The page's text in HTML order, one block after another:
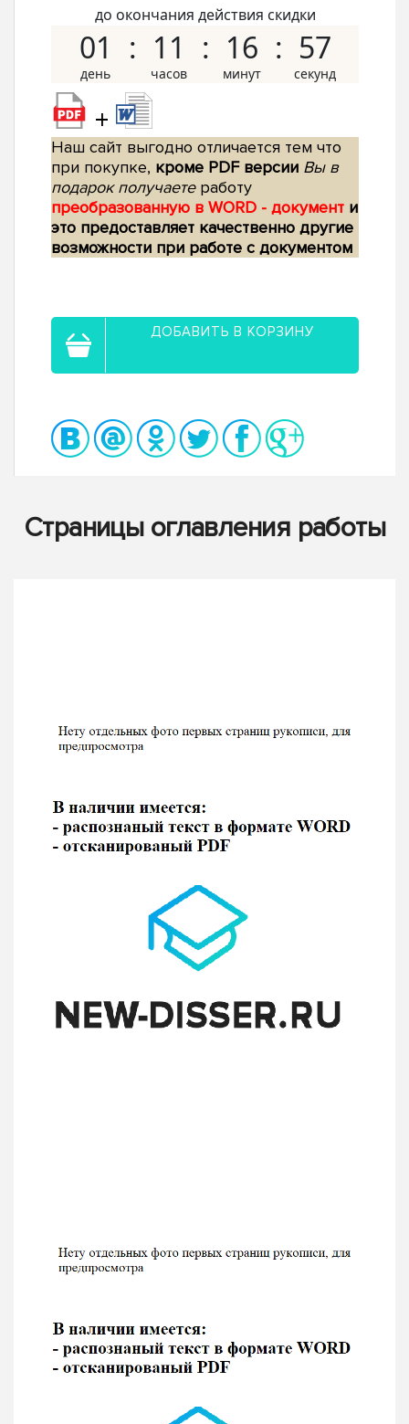
до окончания действия скидки
01 11 16 57
+
Наш сайт выгодно отличается тем что
при покупке, кроме PDF версии Вы в
подарок получаетеработу
преобразованную в WORD - документ и
это предоставляет качественно другие
возможности при работе с документом
ДОБАВИТЬ В КОРЗИНУ
Страницы оглавления работы